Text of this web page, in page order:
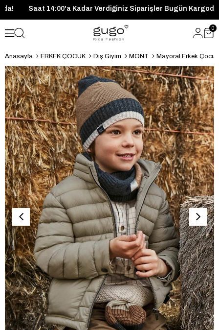
Saat 14:00'a Kadar Verdiğiniz Siparişler Bugün
0
Anasayfa ERKEK ÇOCUK Dış Giyim MONT Mayoral Erkek